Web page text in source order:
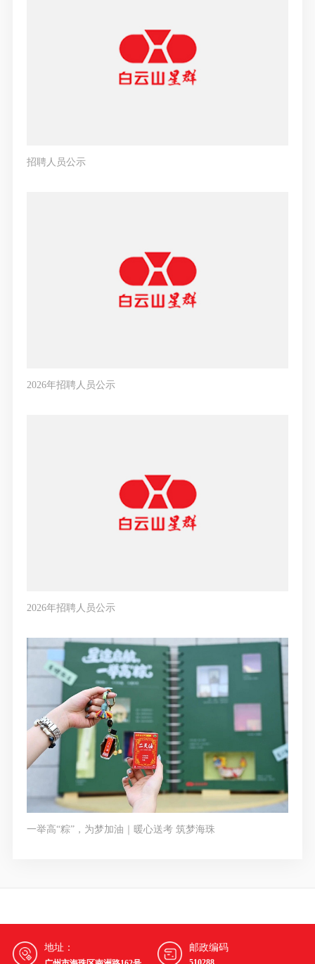
招聘人员公示
2026年招聘人员公示
2026年招聘人员公示
一举高“粽”，为梦加油｜暖心送考 筑梦海珠
地址： 邮政编码